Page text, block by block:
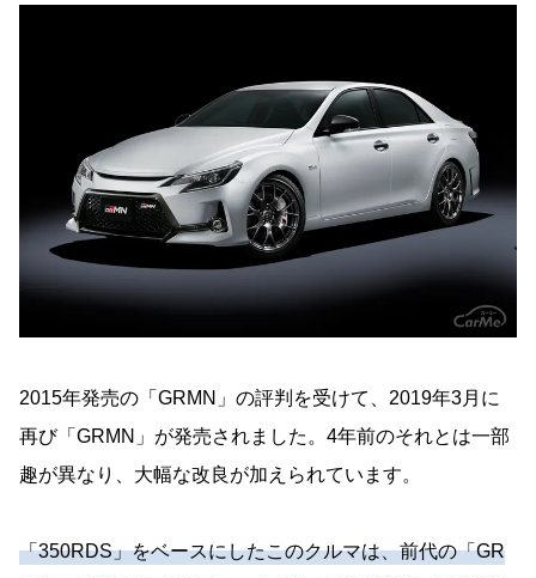
2015年発売の「GRMN」の評判を受けて、2019年3月に
再び「GRMN」が発売されました。4年前のそれとは一部
趣が異なり、大幅な改良が加えられています。
「350RDS」をベースにしたこのクルマは、前代の「GR